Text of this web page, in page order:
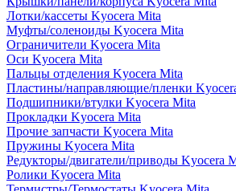
Лотки/кассеты Kyocera Mita
Муфты/соленоиды Kyocera Mita
Ограничители Kyocera Mita
Оси Kyocera Mita
Пальцы отделения Kyocera Mita
Пластины/направляющие/пленки
Подшипники/втулки Kyocera Mita
Прокладки Kyocera Mita
Прочие запчасти Kyocera Mita
Пружины Kyocera Mita
Редукторы/двигатели/приводы Kyocera
Ролики Kyocera Mita